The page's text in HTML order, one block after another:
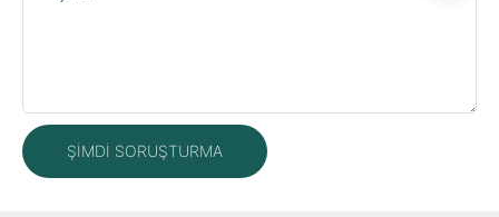
ŞIMDI SORUŞTURMA